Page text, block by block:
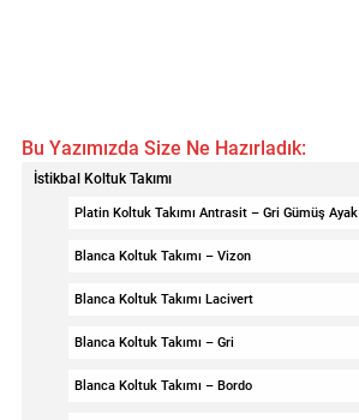
Bu Yazımızda Size Ne Hazırladık:
İstikbal Koltuk Takımı
Platin Koltuk Takımı Antrasit – Gri Gümüş Ayak
Blanca Koltuk Takımı – Vizon
Blanca Koltuk Takımı Lacivert
Blanca Koltuk Takımı – Gri
Blanca Koltuk Takımı – Bordo